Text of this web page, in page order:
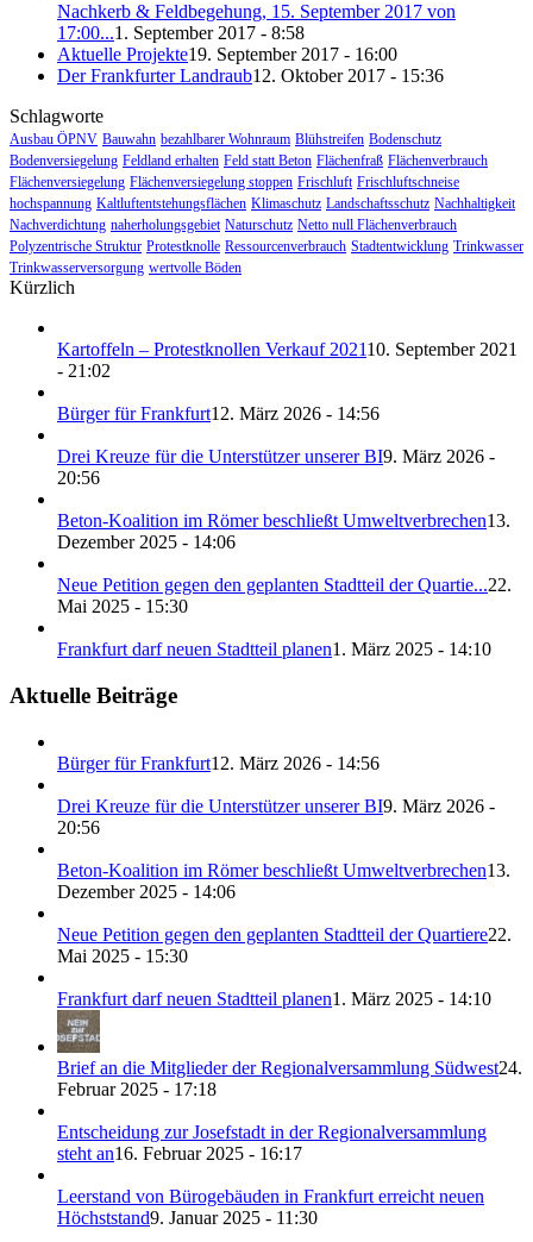
Nachkerb & Feldbegehung, 15. September 2017 von
17:00...1. September 2017 - 8:58
Aktuelle Projekte19. September 2017 - 16:00
Der Frankfurter Landraub12. Oktober 2017 - 15:36
Schlagworte
Ausbau ÖPNV Bauwahn bezahlbarer Wohnraum Blühstreifen Bodenschutz
Bodenversiegelung Feldland erhalten Feld statt Beton Flächenfraß Flächenverbrauch
Flächenversiegelung Flächenversiegelung stoppen Frischluft Frischluftschneise
hochspannung Kaltluftentstehungsflächen Klimaschutz Landschaftsschutz Nachhaltigkeit
Nachverdichtung naherholungsgebiet Naturschutz Netto null Flächenverbrauch
Polyzentrische Struktur Protestknolle Ressourcenverbrauch Stadtentwicklung Trinkwasser
Trinkwasserversorgung wertvolle Böden
Kürzlich
Kartoffeln – Protestknollen Verkauf 202110. September 2021
- 21:02
Bürger für Frankfurt12. März 2026 - 14:56
Drei Kreuze für die Unterstützer unserer BI9. März 2026 -
20:56
Beton-Koalition im Römer beschließt Umweltverbrechen13.
Dezember 2025 - 14:06
Neue Petition gegen den geplanten Stadtteil der Quartie...22.
Mai 2025 - 15:30
Frankfurt darf neuen Stadtteil planen1. März 2025 - 14:10
Aktuelle Beiträge
Bürger für Frankfurt12. März 2026 - 14:56
Drei Kreuze für die Unterstützer unserer BI9. März 2026 -
20:56
Beton-Koalition im Römer beschließt Umweltverbrechen13.
Dezember 2025 - 14:06
Neue Petition gegen den geplanten Stadtteil der Quartiere22.
Mai 2025 - 15:30
Frankfurt darf neuen Stadtteil planen1. März 2025 - 14:10
Brief an die Mitglieder der Regionalversammlung Südwest24.
Februar 2025 - 17:18
Entscheidung zur Josefstadt in der Regionalversammlung
steht an16. Februar 2025 - 16:17
Leerstand von Bürogebäuden in Frankfurt erreicht neuen
Höchststand9. Januar 2025 - 11:30